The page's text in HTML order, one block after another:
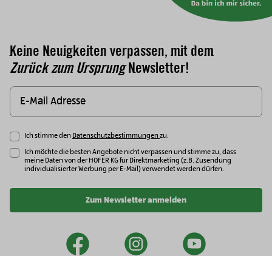
Keine Neuigkeiten verpassen, mit dem
Zurück zum UrsprungNewsletter!
Ich stimme den Datenschutzbestimmungenzu.
Ich möchte die besten Angebote nicht verpassen und stimme zu, dass
meine Daten von der HOFER KG für Direktmarketing (z.B. Zusendung
individualisierter Werbung per E-Mail) verwendet werden dürfen.
Zum Newsletter anmelden